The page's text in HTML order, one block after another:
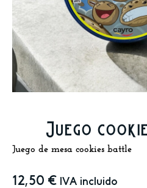
Juego
Juego de mesa cookies battle
12,50 € IVA incluido